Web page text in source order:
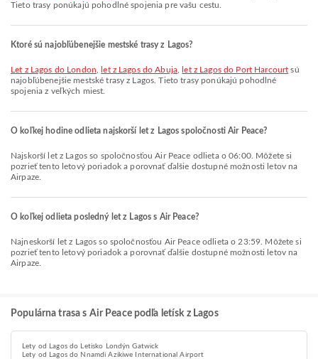
Tieto trasy ponúkajú pohodlné spojenia pre vašu cestu.
Ktoré sú najobľúbenejšie mestské trasy z Lagos?
let z Lagos do London let z Lagos do Abuja let z Lagos do Port Harcourt sú
najobľúbenejšie mestské trasy z Lagos. Tieto trasy ponúkajú pohodlné
spojenia z veľkých miest.
O koľkej hodine odlieta najskorší let z Lagos spoločnosti Air Peace?
Najskorší let z Lagos so spoločnosťou Air Peace odlieta o 06:00. Môžete si
pozrieť tento letový poriadok a porovnať ďalšie dostupné možnosti letov na
Airpaze.
O koľkej odlieta posledný let z Lagos s Air Peace?
Najneskorší let z Lagos so spoločnosťou Air Peace odlieta o 23:59. Môžete si
pozrieť tento letový poriadok a porovnať ďalšie dostupné možnosti letov na
Airpaze.
Populárna trasa s Air Peace podľa letísk z Lagos
Lety od Lagos do Letisko Londýn Gatwick
Lety od Lagos do Nnamdi Azikiwe International Airport